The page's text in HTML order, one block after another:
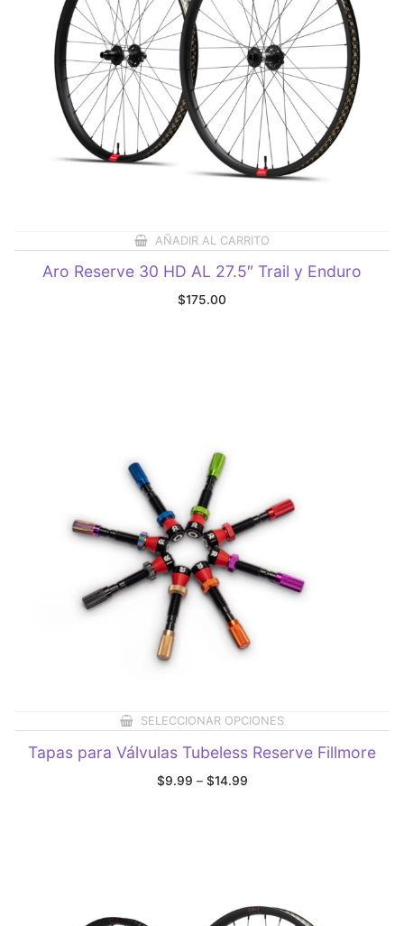
AÑADIR AL CARRITO
Aro Reserve 30 HD AL 27.5″ Trail y Enduro
$175.00
SELECCIONAR OPCIONES
Tapas para Válvulas Tubeless Reserve Fillmore
$9.99 – $14.99Price